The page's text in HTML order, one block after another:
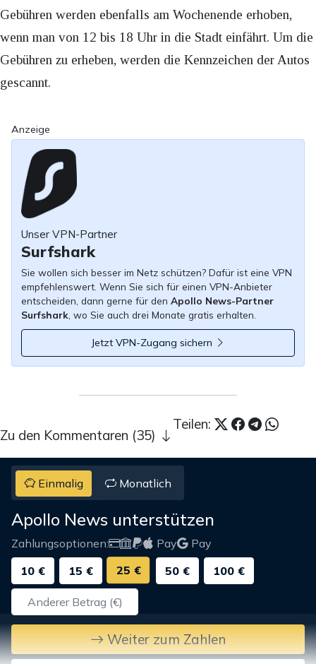
Gebühren werden ebenfalls am Wochenende erhoben,
wenn man von 12 bis 18 Uhr in die Stadt einfährt. Um die
Gebühren zu erheben, werden die Kennzeichen der Autos
gescannt.
Anzeige
Unser VPN-Partner
Surfshark
Sie wollen sich besser im Netz schützen? Dafür ist eine VPN
empfehlenswert. Wenn Sie sich für einen VPN-Anbieter
entscheiden, dann gerne für den Apollo News-Partner
Surfshark, wo Sie auch drei Monate gratis erhalten.
Jetzt VPN-Zugang sichern
Teilen:
Zu den Kommentaren (35)
Einmalig Monatlich
Apollo News unterstützen
Zahlungsoptionen: Pay
Pay
10 €
15 € 25 € 50 € 100 €
Weiter zum Zahlen